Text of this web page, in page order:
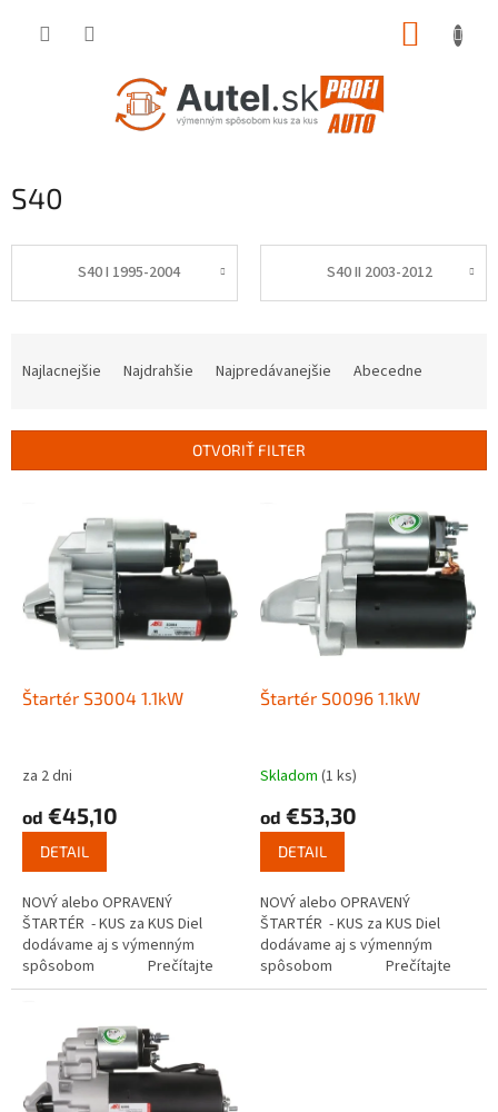
S40
S40 I 1995-2004 S40 II 2003-2012
i
Najlacnejšie Najdrahšie Najpredávanejšie Abecedne
OTVORIŤ FILTER
Štartér S3004 1.1kW
za 2 dni
od €45,10
DETAIL
NOVÝ alebo OPRAVENÝ
ŠTARTÉR - KUS za KUS Diel
dodávame aj s výmenným
spôsobom Prečítajte
si ako funguje...
Štartér S0096 1.1kW
Skladom (1 ks)
od €53,30
DETAIL
NOVÝ alebo OPRAVENÝ
ŠTARTÉR - KUS za KUS Diel
dodávame aj s výmenným
spôsobom Prečítajte
si ako funguje...